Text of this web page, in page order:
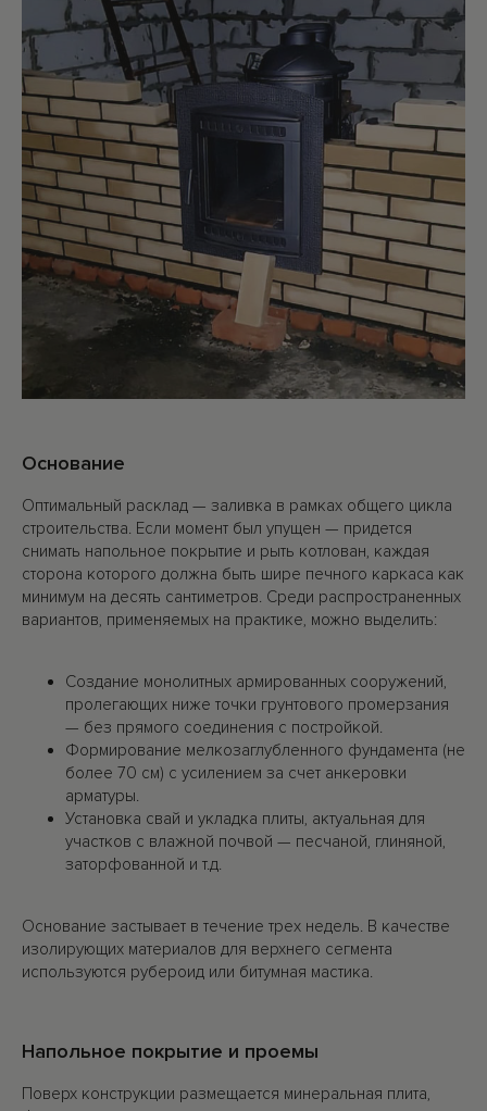
Основание
Оптимальный расклад — заливка в рамках общего цикла
строительства. Если момент был упущен — придется
снимать напольное покрытие и рыть котлован, каждая
сторона которого должна быть шире печного каркаса как
минимум на десять сантиметров. Среди распространенных
вариантов, применяемых на практике, можно выделить:
Создание монолитных армированных сооружений,
пролегающих ниже точки грунтового промерзания
— без прямого соединения с постройкой.
Формирование мелкозаглубленного фундамента (не
более 70 см) с усилением за счет анкеровки
арматуры.
Установка свай и укладка плиты, актуальная для
участков с влажной почвой — песчаной, глиняной,
заторфованной и т.д.
Основание застывает в течение трех недель. В качестве
изолирующих материалов для верхнего сегмента
используются рубероид или битумная мастика.
Напольное покрытие и проемы
Поверх конструкции размещается минеральная плита,